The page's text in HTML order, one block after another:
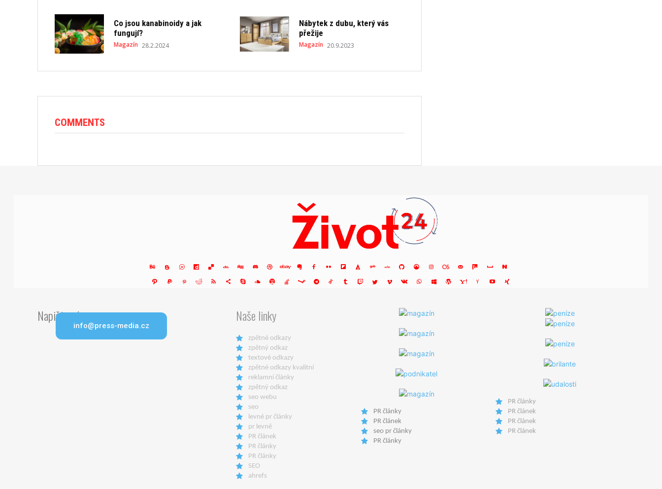
Co jsou kanabinoidy a jak
fungují?
Magazín 28.2.2024
Nábytek z dubu, který vás
přežije
Magazín 20.9.2023
COMMENTS
Napište nám
info@press-media.cz
Naše linky
zpětné odkazy
zpětný odkaz
textové odkazy
zpětné odkazy kvalitní
reklamní články
zpětný odkaz
seo webu
seo
levné pr články
pr levně
PR článek
PR články
PR články
SEO
ahrefs
PR články
PR článek
seo pr články
PR články
PR články
PR článek
PR článek
PR článek